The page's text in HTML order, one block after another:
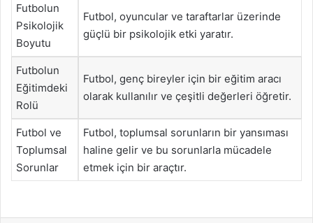
Futbolun
Psikolojik
Boyutu
Futbol, oyuncular ve taraftarlar üzerinde
güçlü bir psikolojik etki yaratır.
Futbolun
Eğitimdeki
Rolü
Futbol, genç bireyler için bir eğitim aracı
olarak kullanılır ve çeşitli değerleri öğretir.
Futbol ve
Toplumsal
Sorunlar
Futbol, toplumsal sorunların bir yansıması
haline gelir ve bu sorunlarla mücadele
etmek için bir araçtır.